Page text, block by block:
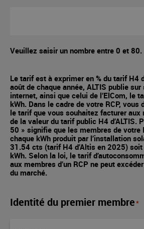
Veuillez saisir un nombre entre 0 et 80.
Le tarif est à exprimer en % du tarif H4
août de chaque année, ALTIS publie
internet, ainsi que celui de l’ElCom, le
kWh. Dans le cadre de votre RCP, vous
le tarif que vous souhaitez facturer aux
de la valeur du tarif public H4 d’ALTIS.
50 » signifie que les membres de votre
chaque kWh produit par l’installation
31.54 cts (tarif H4 d’Altis en 2025)
kWh. Selon la loi, le tarif
aux membres d’un RCP ne peut
du marché.
Identité du premier membre*